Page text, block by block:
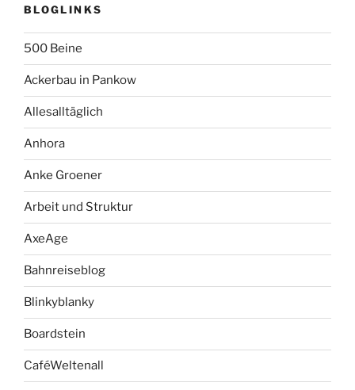
BLOGLINKS
500 Beine
Ackerbau in Pankow
Allesalltäglich
Anhora
Anke Groener
Arbeit und Struktur
AxeAge
Bahnreiseblog
Blinkyblanky
Boardstein
CaféWeltenall